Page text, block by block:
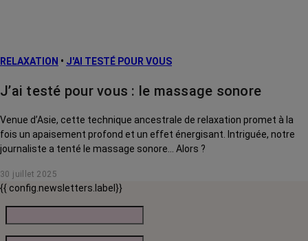
RELAXATION • J'AI TESTÉ POUR VOUS
J’ai testé pour vous : le massage sonore
Venue d’Asie, cette technique ancestrale de relaxation promet à la
fois un apaisement profond et un effet énergisant. Intriguée, notre
journaliste a tenté le massage sonore… Alors ?
30 juillet 2025
{{ config.newsletters.label}}